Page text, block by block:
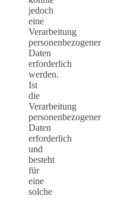
jedoch
eine
Verarbeitung
personenbezogener
Daten
erforderlich
werden.
Ist
die
Verarbeitung
personenbezogener
Daten
erforderlich
und
besteht
für
eine
solche